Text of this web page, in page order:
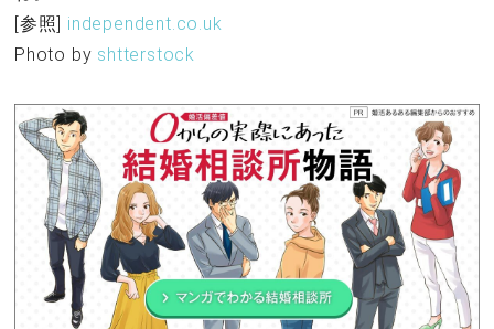
[参照] independent.co.uk
Photo by shtterstock